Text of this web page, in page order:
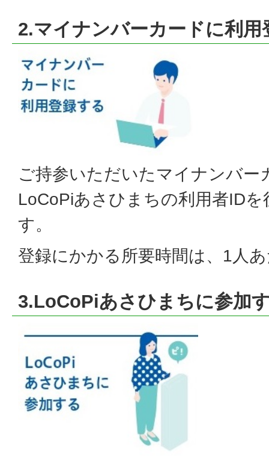
2.マイナンバーカードに利用
ご持参いただいたマイナンバー
LoCoPiあさひまちの利用者ID
す。
登録にかかる所要時間は、1人
3.LoCoPiあさひまちに参加